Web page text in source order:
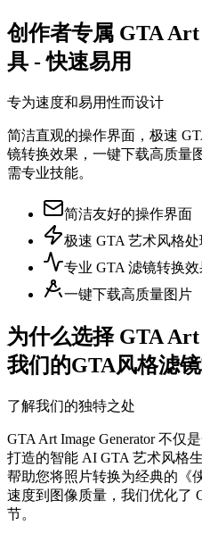
创作者专属 GTA
具 - 快速易用
专为速度和易用性而设计
简洁直观的操作界面，极速
镜转换效果，一键下载高质量
需专业技能。
简洁友好的操作界面
极速 GTA 艺术风格处
专业 GTA 滤镜转换效
一键下载高质量图片
为什么选择 GTA
我们的GTA风格滤
了解我们的独特之处
GTA Art Image Generator 不仅
打造的智能 AI GTA 艺术风格
帮助您将照片转换为经典的《
速度到图像质量，我们优化了
节。